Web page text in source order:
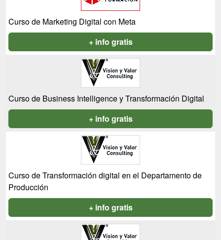
Curso de Marketing Digital con Meta
+ info gratis
Curso de Business Intelligence y Transformación Digital
+ info gratis
Curso de Transformación digital en el Departamento de
Producción
+ info gratis